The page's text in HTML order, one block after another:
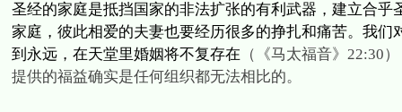
圣经的家庭是抵挡国家的非法扩张的有利武器，建立合
家庭，彼此相爱的夫妻也要经历很多的挣扎和痛苦。我
到永远，在天堂里婚姻将不复存在 （《马太福音》 22:30
提供的福益确实是任何组织都无法相比的。